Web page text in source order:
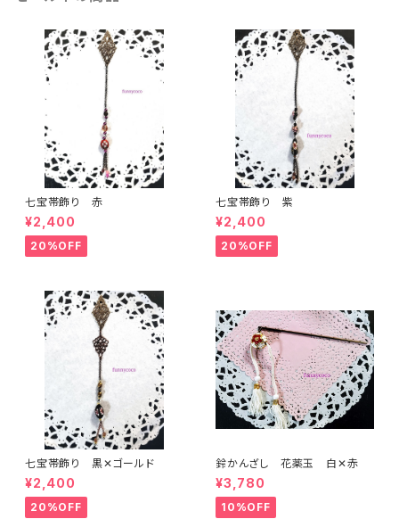
七宝帯飾り 赤
¥2,400
20%OFF
七宝帯飾り 紫
¥2,400
20%OFF
七宝帯飾り 黒✕ゴールド
¥2,400
20%OFF
鈴かんざし 花薬玉 白✕赤
¥3,780
10%OFF